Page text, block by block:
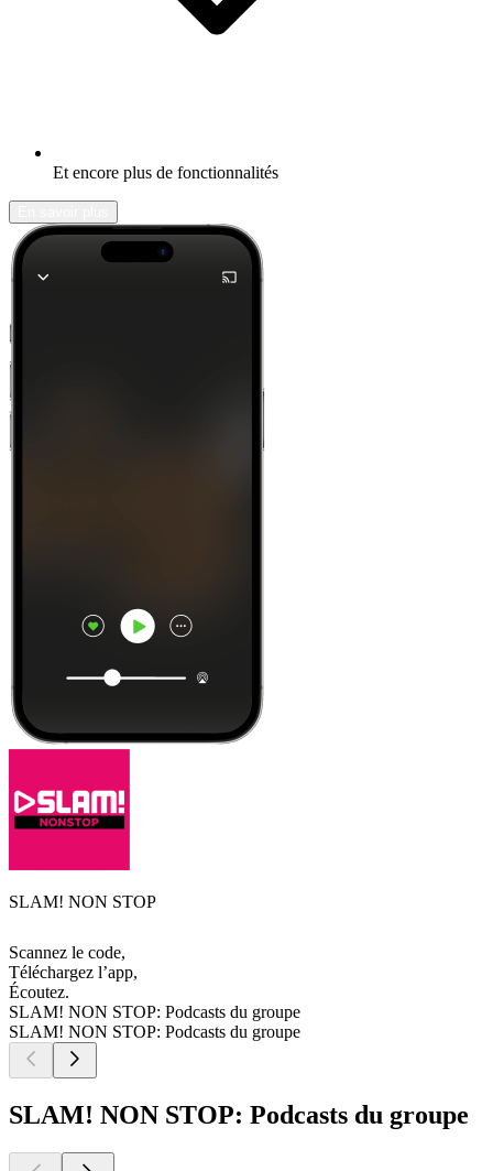
Et encore plus de fonctionnalités
SLAM! NON STOP
Scannez le code,
Téléchargez l’app,
Écoutez.
SLAM! NON STOP: Podcasts du groupe
SLAM! NON STOP: Podcasts du groupe
SLAM! NON STOP: Podcasts du groupe